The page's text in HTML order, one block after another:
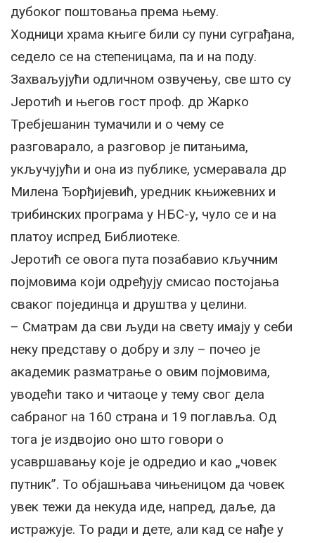
дубоког поштовања према њему.
Ходници храма књиге били су пуни суграђана,
седело се на степеницама, па и на поду.
Захваљујући одличном озвучењу, све што су
Јеротић и његов гост проф. др Жарко
Требјешанин тумачили и о чему се
разговарало, а разговор је питањима,
укључујући и она из публике, усмеравала др
Милена Ђорђијевић, уредник књижевних и
трибинских програма у НБС-у, чуло се и на
платоу испред Библиотеке.
Јеротић се овога пута позабавио кључним
појмовима који одређују смисао постојања
сваког појединца и друштва у целини.
– Сматрам да сви људи на свету имају у себи
неку представу о добру и злу – почео је
академик разматрање о овим појмовима,
уводећи тако и читаоце у тему свог дела
сабраног на 160 страна и 19 поглавља. Од
тога је издвојио оно што говори о
усавршавању које је одредио и као „човек
путник”. То објашњава чињеницом да човек
увек тежи да некуда иде, напред, даље, да
истражује. То ради и дете, али кад се нађе у